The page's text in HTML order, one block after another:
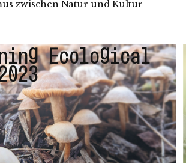
zwischen Natur und Kultur
Ecological